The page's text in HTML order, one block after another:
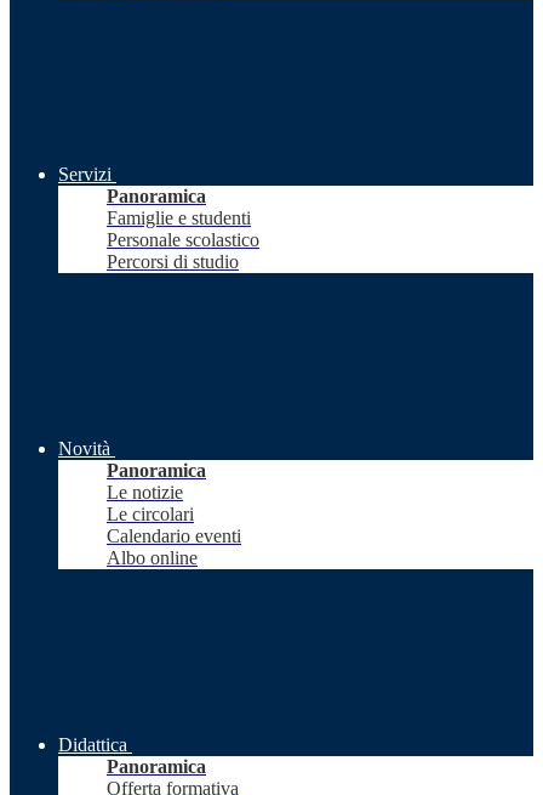
Servizi
Panoramica
Famiglie e studenti
Personale scolastico
Percorsi di studio
Novità
Panoramica
Le notizie
Le circolari
Calendario eventi
Albo online
Didattica
Panoramica
Offerta formativa